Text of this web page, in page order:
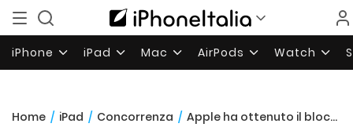
iPhone iPad Mac AirPods Watch
Home / iPad / Concorrenza / Apple ha ottenuto il blocco delle vendite del Galaxy Tab 10.1 in Australia